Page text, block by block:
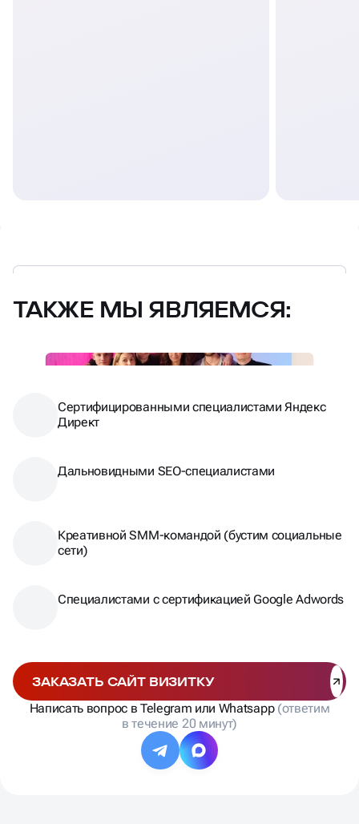
ТАКЖЕ МЫ ЯВЛЯЕМСЯ:
Сертифицированными специалистами Яндекс
Директ
Дальновидными SEO-специалистами
Креативной SMM-командой (бустим социальные
сети)
Специалистами с сертификацией Google Adwords
ЗАКАЗАТЬ САЙТ ВИЗИТКУ
Написать вопрос в Telegram или Whatsapp (ответим
в течение 20 минут)